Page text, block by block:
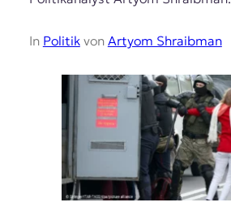
In Politikvon Artyom Shraibman